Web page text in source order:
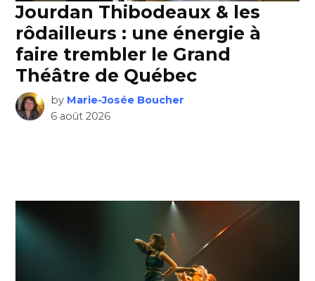
Jourdan Thibodeaux & les
rôdailleurs : une énergie à
faire trembler le Grand
Théâtre de Québec
by Marie-Josée Boucher
6 août 2026